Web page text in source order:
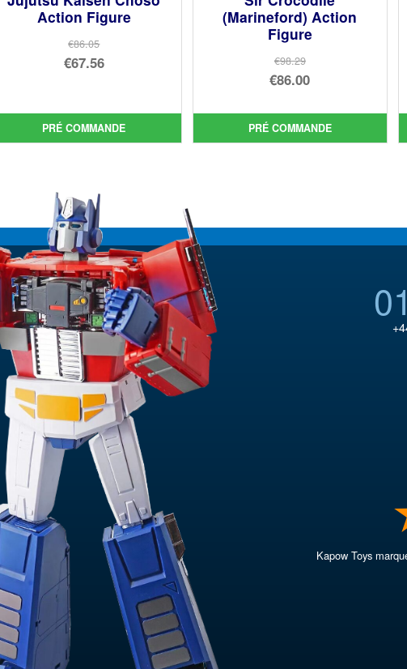
Action Figure
€86.05
Le
était :
€86.05.
€67.56
actuel
est :
PRÉ COMMANDE
(Marineford) Action
Figure
€98.29
Le
initial
était :
€86.00
prix
actuel
PRÉ COMMANDE
Kapow Toys